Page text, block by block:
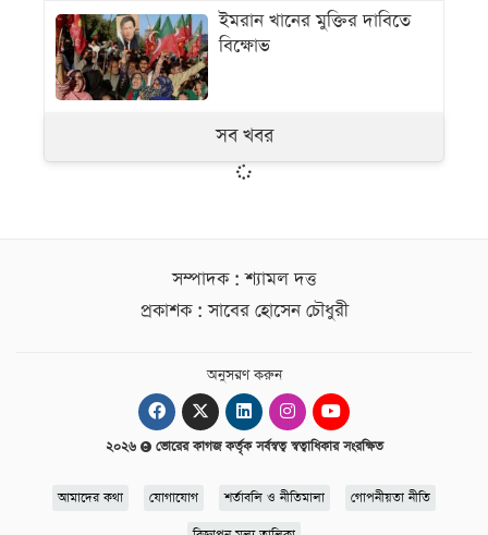
ইমরান খানের মুক্তির দাবিতে
বিক্ষোভ
সব খবর
সম্পাদক : শ্যামল দত্ত
প্রকাশক : সাবের হোসেন চৌধুরী
অনুসরণ করুন
২০২৬ ভোরের কাগজ কর্তৃক সর্বস্বত্ব স্বত্বাধিকার সংরক্ষিত
আমাদের কথা যোগাযোগ শর্তাবলি ও নীতিমালা গোপনীয়তা নীতি